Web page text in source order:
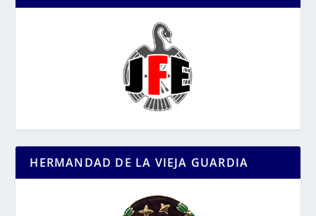
HERMANDAD DE LA VIEJA GUARDIA